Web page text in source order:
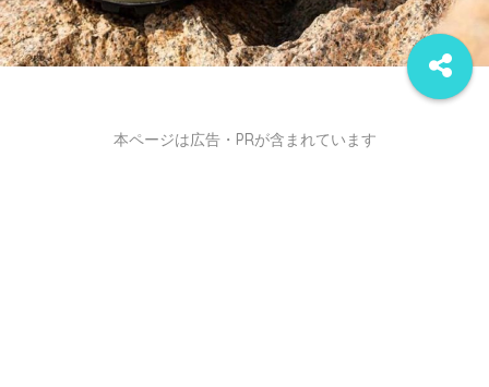
本ページは広告・PRが含まれています